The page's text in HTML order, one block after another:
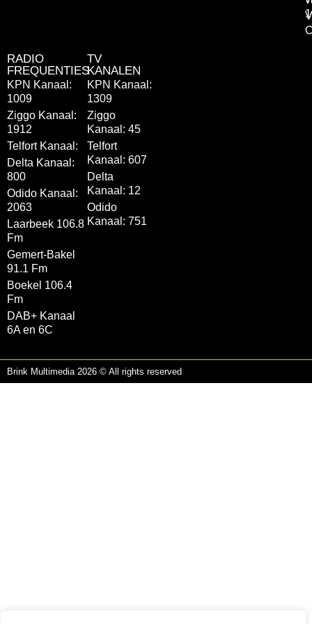
RADIO
FREQUENTIES
KPN Kanaal:
1009
Ziggo Kanaal:
1912
Telfort Kanaal:
Delta Kanaal:
800
Odido Kanaal:
2063
Laarbeek 106.8
Fm
Gemert-Bakel
91.1 Fm
Boekel 106.4
Fm
DAB+ Kanaal
6A en 6C
TV
KANALEN
KPN Kanaal:
1309
Ziggo
Kanaal: 45
Telfort
Kanaal: 607
Delta
Kanaal: 12
Odido
Kanaal: 751
Brink Multimedia 2026 © All rights reserved